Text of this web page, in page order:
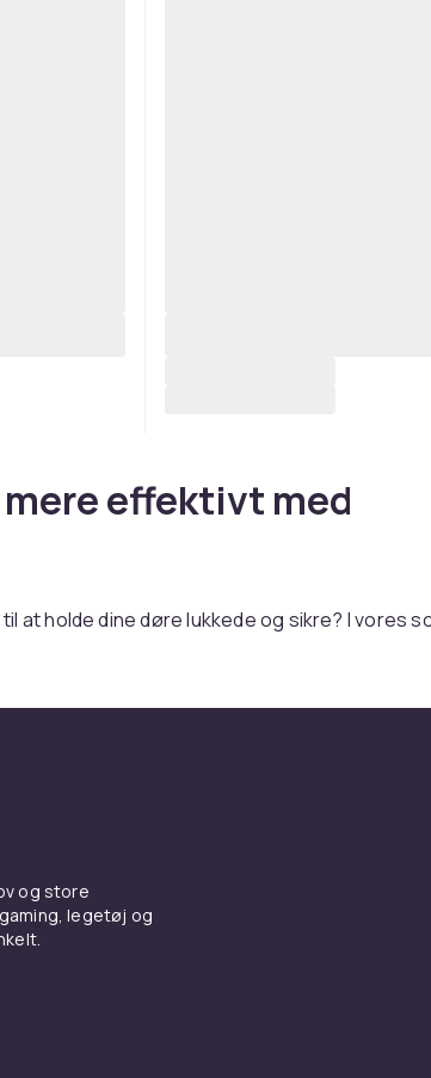
effektivt med
at holde dine døre lukkede og sikre? I vores
på din arbejdsplads.
og funktionaliteten i dit hjem? Køb nu og
til både indendørs og udendørs brug og en
kontor. Hos CDON finder du altid det bedste
og store
legetøj og